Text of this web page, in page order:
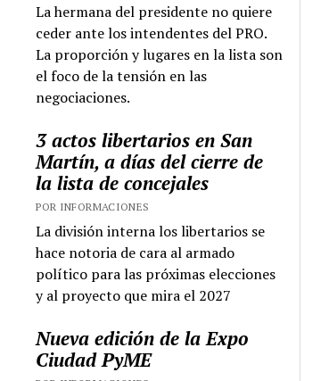
La hermana del presidente no quiere
ceder ante los intendentes del PRO.
La proporción y lugares en la lista son
el foco de la tensión en las
negociaciones.
3 actos libertarios en San
Martín, a días del cierre de
la lista de concejales
POR INFORMACIONES
La división interna los libertarios se
hace notoria de cara al armado
político para las próximas elecciones
y al proyecto que mira el 2027
Nueva edición de la Expo
Ciudad PyME